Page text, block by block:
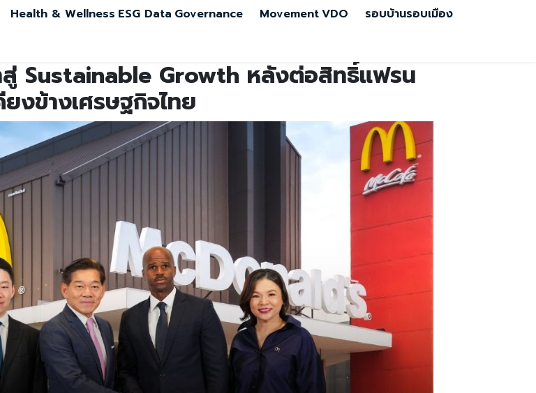
Health & Wellness ESG Data Governance MovementVDO รอบบ้านรอบเมือง
สู่ Sustainable Growth หลังต่อสิทธิ์แฟรน
งข้างเศรษฐกิจไทย